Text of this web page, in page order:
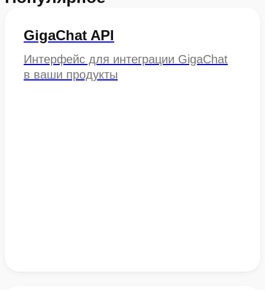
GigaChat API
Интерфейс для интеграции GigaChat
в ваши продукты